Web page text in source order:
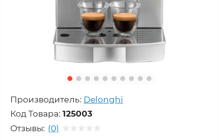
Производитель: Delonghi
Код Товара: 125003
Отзывы: (0)